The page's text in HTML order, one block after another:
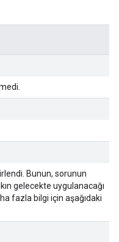
Bunun, sorunun
gelecekte uygulanacağı
fazla bilgi için aşağıdaki